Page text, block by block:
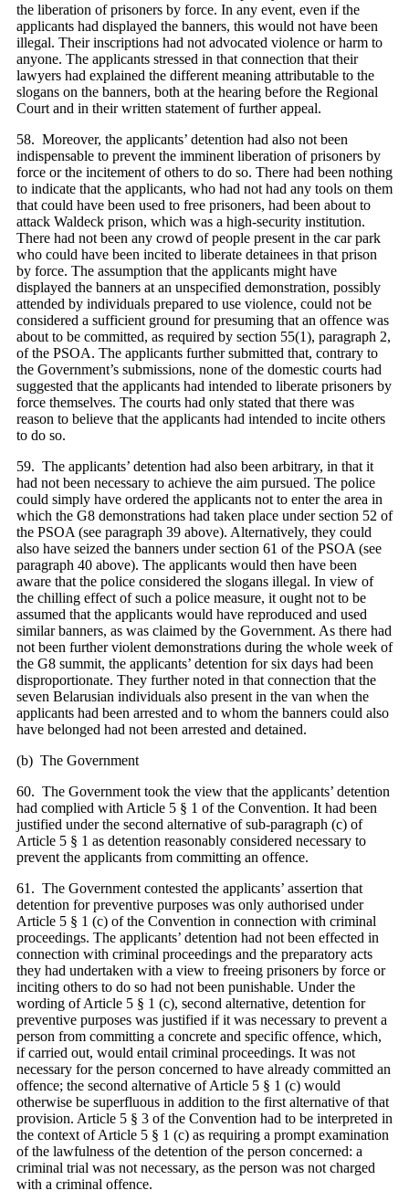
the liberation of prisoners by force. In any event, even if the
applicants had displayed the banners, this would not have been
illegal. Their inscriptions had not advocated violence or harm to
anyone. The applicants stressed in that connection that their
lawyers had explained the different meaning attributable to the
slogans on the banners, both at the hearing before the Regional
Court and in their written statement of further appeal.
58. Moreover, the applicants’ detention had also not been
indispensable to prevent the imminent liberation of prisoners by
force or the incitement of others to do so. There had been nothing
to indicate that the applicants, who had not had any tools on them
that could have been used to free prisoners, had been about to
attack Waldeck prison, which was a high-security institution.
There had not been any crowd of people present in the car park
who could have been incited to liberate detainees in that prison
by force. The assumption that the applicants might have
displayed the banners at an unspecified demonstration, possibly
attended by individuals prepared to use violence, could not be
considered a sufficient ground for presuming that an offence was
about to be committed, as required by section 55(1), paragraph 2,
of the PSOA. The applicants further submitted that, contrary to
the Government’s submissions, none of the domestic courts had
suggested that the applicants had intended to liberate prisoners by
force themselves. The courts had only stated that there was
reason to believe that the applicants had intended to incite others
to do so.
59. The applicants’ detention had also been arbitrary, in that it
had not been necessary to achieve the aim pursued. The police
could simply have ordered the applicants not to enter the area in
which the G8 demonstrations had taken place under section 52 of
the PSOA (see paragraph 39 above). Alternatively, they could
also have seized the banners under section 61 of the PSOA (see
paragraph 40 above). The applicants would then have been
aware that the police considered the slogans illegal. In view of
the chilling effect of such a police measure, it ought not to be
assumed that the applicants would have reproduced and used
similar banners, as was claimed by the Government. As there had
not been further violent demonstrations during the whole week of
the G8 summit, the applicants’ detention for six days had been
disproportionate. They further noted in that connection that the
seven Belarusian individuals also present in the van when the
applicants had been arrested and to whom the banners could also
have belonged had not been arrested and detained.
(b) The Government
60. The Government took the view that the applicants’ detention
had complied with Article 5 § 1 of the Convention. It had been
justified under the second alternative of sub-paragraph (c) of
Article 5 § 1 as detention reasonably considered necessary to
prevent the applicants from committing an offence.
61. The Government contested the applicants’ assertion that
detention for preventive purposes was only authorised under
Article 5 § 1 (c) of the Convention in connection with criminal
proceedings. The applicants’ detention had not been effected in
connection with criminal proceedings and the preparatory acts
they had undertaken with a view to freeing prisoners by force or
inciting others to do so had not been punishable. Under the
wording of Article 5 § 1 (c), second alternative, detention for
preventive purposes was justified if it was necessary to prevent a
person from committing a concrete and specific offence, which,
if carried out, would entail criminal proceedings. It was not
necessary for the person concerned to have already committed an
offence; the second alternative of Article 5 § 1 (c) would
otherwise be superfluous in addition to the first alternative of that
provision. Article 5 § 3 of the Convention had to be interpreted in
the context of Article 5 § 1 (c) as requiring a prompt examination
of the lawfulness of the detention of the person concerned: a
criminal trial was not necessary, as the person was not charged
with a criminal offence.